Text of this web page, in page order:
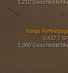
1,210
Yangs
3.432,7
1,000